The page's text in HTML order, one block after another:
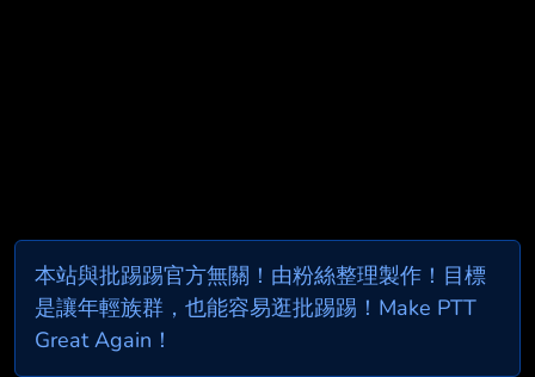
本站與批踢踢官方無關！由粉絲整理製作！目標
是讓年輕族群，也能容易逛批踢踢！Make PTT
Great Again！